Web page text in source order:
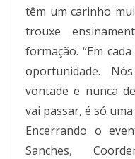
têm um carinho
trouxe
formação. “Em
oportunidade.
vontade e nunca
vai passar, é só uma
Encerrando o
Sanches,